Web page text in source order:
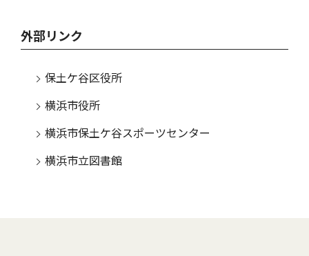
外部リンク
保土ケ谷区役所
横浜市役所
横浜市保土ケ谷スポーツセンター
横浜市立図書館